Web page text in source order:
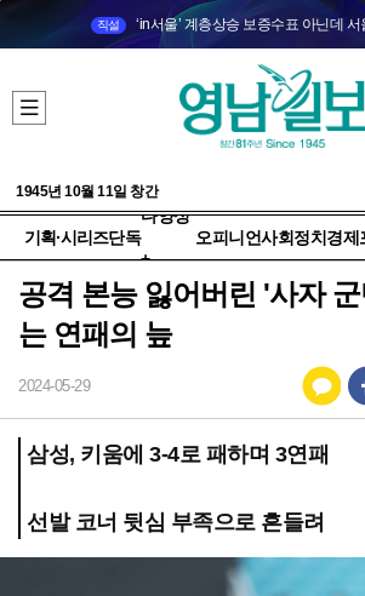
직설 ‘in서울’ 계층상승 보증수표 아닌데
1945년 10월 11일 창간
기획·시리즈단독
다양성
+
오피니언사회정치 경제
공격 본능 잃어버린 '사자
는 연패의 늪
2024-05-29
삼성, 키움에 3-4로 패하며 3연패
선발 코너 뒷심 부족으로 흔들려